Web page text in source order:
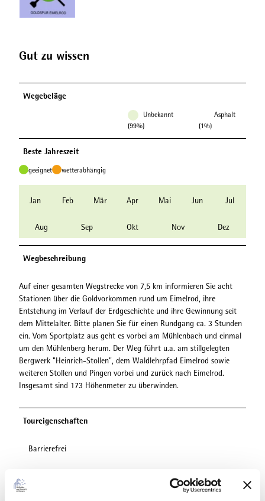
Gut zu wissen
Wegebeläge
Unbekannt
(99%)
Asphalt
(1%)
Beste Jahreszeit
geeignet wetterabhängig
Jan Feb Mär Apr Mai Jun Jul
Aug Sep Okt Nov Dez
Wegbeschreibung
Auf einer gesamten Wegstrecke von 7,5 km informieren Sie acht
Stationen über die Goldvorkommen rund um Eimelrod, ihre
Entstehung im Verlauf der Erdgeschichte und ihre Gewinnung seit
dem Mittelalter. Bitte planen Sie für einen Rundgang ca. 3 Stunden
ein. Vom Sportplatz aus geht es vorbei am Mühlenbach und einmal
um den Mühlenberg herum. Der Weg führt u.a. am stillgelegten
Bergwerk "Heinrich-Stollen", dem Waldlehrpfad Eimelrod sowie
weiteren Stollen und Pingen vorbei und zurück nach Eimelrod.
Insgesamt sind 173 Höhenmeter zu überwinden.
Toureigenschaften
Barrierefrei